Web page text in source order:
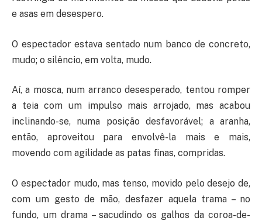
e asas em desespero.
O espectador estava sentado num banco de concreto,
mudo; o silêncio, em volta, mudo.
Aí, a mosca, num arranco desesperado, tentou romper
a teia com um impulso mais arrojado, mas acabou
inclinando-se, numa posição desfavorável; a aranha,
então, aproveitou para envolvê-la mais e mais,
movendo com agilidade as patas finas, compridas.
O espectador mudo, mas tenso, movido pelo desejo de,
com um gesto de mão, desfazer aquela trama – no
fundo, um drama – sacudindo os galhos da coroa-de-